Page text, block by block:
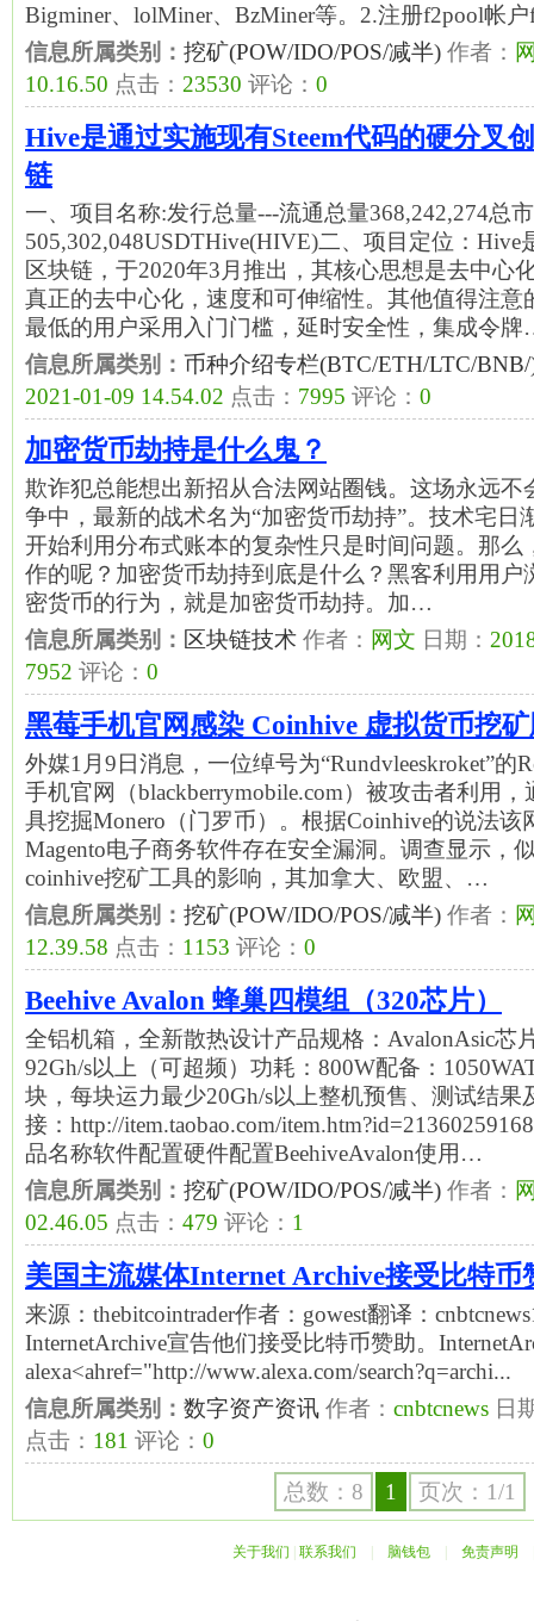
Bigminer、lolMiner、BzMiner等。2.注册f2pool帐
信息所属类别： 挖矿(POW/IDO/POS/减半) 作者：
10.16.50 点击： 23530 评论： 0
Hive是通过实施现有Steem代码的硬分叉
链
一、项目名称:发行总量---流通总量368,242,274总
505,302,048USDTHive(HIVE)二、项目定位：
区块链，于2020年3月推出，其核心思想是去中心
真正的去中心化，速度和可伸缩性。其他值得注意
最低的用户采用入门门槛，延时安全性，集成令
信息所属类别： 币种介绍专栏(BTC/ETH/LTC/
2021-01-09 14.54.02 点击： 7995 评论： 0
加密货币劫持是什么鬼？
欺诈犯总能想出新招从合法网站圈钱。这场永远不
争中，最新的战术名为“加密货币劫持”。技术宅日
开始利用分布式账本的复杂性只是时间问题。那么
作的呢？加密货币劫持到底是什么？黑客利用用户
密货币的行为，就是加密货币劫持。加…
信息所属类别： 区块链技术 作者： 网文 日期：
7952 评论： 0
黑莓手机官网感染 Coinhive 虚拟货币挖
外媒1月9日消息，一位绰号为“Rundvleeskroket”的
手机官网（blackberrymobile.com）被攻击者利用
具挖掘Monero（门罗币）。根据Coinhive的说法该
Magento电子商务软件存在安全漏洞。调查显示，
coinhive挖矿工具的影响，其加拿大、欧盟、…
信息所属类别： 挖矿(POW/IDO/POS/减半) 作者：
12.39.58 点击： 1153 评论： 0
Beehive Avalon 蜂巢四模组（320芯片）
全铝机箱，全新散热设计产品规格：AvalonAsic芯
92Gh/s以上（可超频）功耗：800W配备：
块，每块运力最少20Gh/s以上整机预售、测试结
接：http://item.taobao.com/
品名称软件配置硬件配置BeehiveAvalon使用…
信息所属类别： 挖矿(POW/IDO/POS/减半) 作者：
02.46.05 点击： 479 评论： 1
美国主流媒体Internet Archive接受比特币
来源：thebitcointrader作者：gowest翻译：
InternetArchive宣告他们接受比特币赞助。
alexa<ahref="http://www.alexa.com/search?q=archi...
信息所属类别： 数字资产资讯 作者： cnbtcnews 日
点击： 181 评论： 0
总数：8 1 页次：1/1
关于我们 联系我们 脑钱包 免责声明